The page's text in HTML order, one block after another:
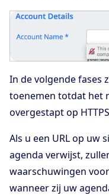
In de volgende fases
toenemen totdat het
overgestapt op
Als u een URL op uw
agenda verwijst,
waarschuwingen
wanneer zij uw